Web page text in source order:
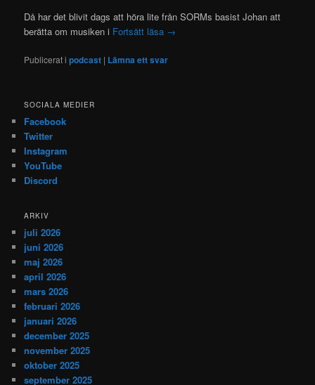
Då har det blivit dags att höra lite från SORMs basist Johan att
berätta om musiken i Fortsätt läsa →
Publicerat i podcast | Lämna ett svar
SOCIALA MEDIER
Facebook
Twitter
Instagram
YouTube
Discord
ARKIV
juli 2026
juni 2026
maj 2026
april 2026
mars 2026
februari 2026
januari 2026
december 2025
november 2025
oktober 2025
september 2025